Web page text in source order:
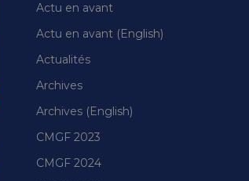
Actu en avant
Actu en avant (English)
Actualités
Archives
Archives (English)
CMGF 2023
CMGF 2024